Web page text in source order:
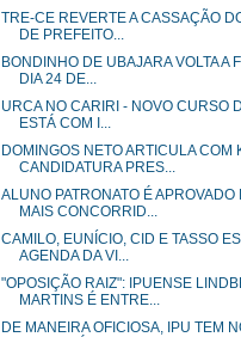
TRE-CE REVERTE A CASSAÇÃO
DE PREFEITO...
BONDINHO DE UBAJARA VOLTA A
DIA 24 DE...
URCA NO CARIRI - NOVO CURSO
ESTÁ COM I...
DOMINGOS NETO ARTICULA COM
CANDIDATURA PRES...
ALUNO PATRONATO É APROVADO
MAIS CONCORRID...
CAMILO, EUNÍCIO, CID E TASSO
AGENDA DA VI...
"OPOSIÇÃO RAIZ": IPUENSE
MARTINS É ENTRE...
DE MANEIRA OFICIOSA, IPU TEM